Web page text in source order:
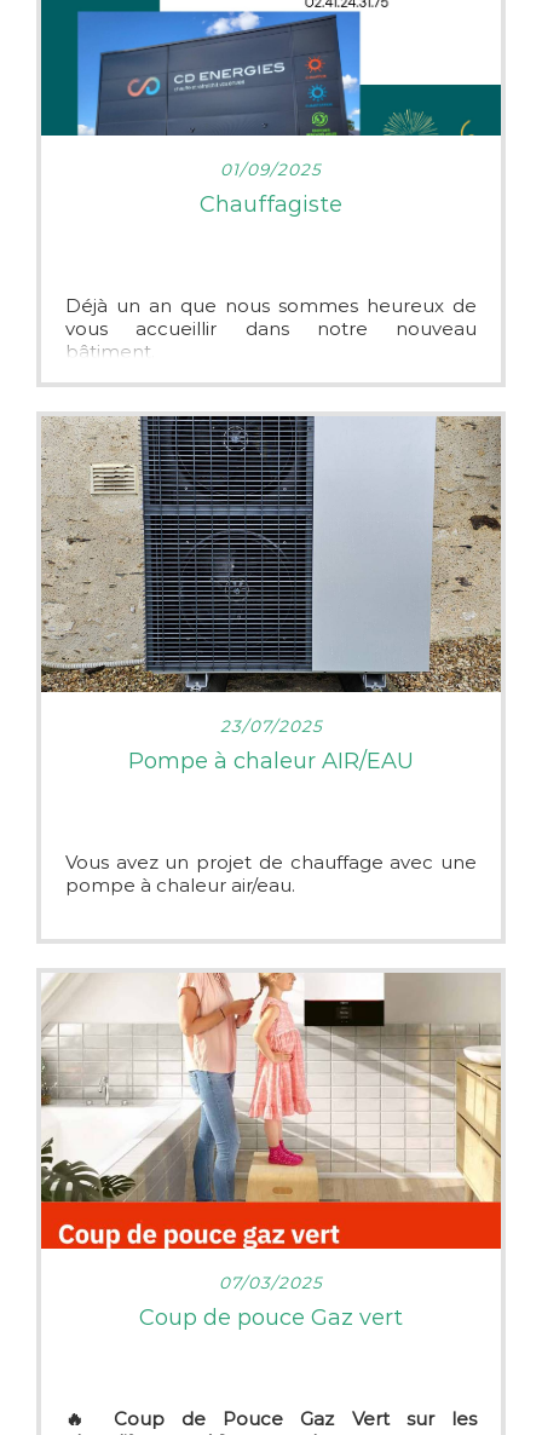
01/09/2025
Chauffagiste
Déjà un an que nous sommes heureux de
vous accueillir dans notre nouveau
bâtiment.
Nous remercions notre clientèle fidèle ainsi
que les nouveaux clients.
LIRE PLUS
23/07/2025
Pompe à chaleur AIR/EAU
Vous avez un projet de chauffage avec une
pompe à chaleur air/eau.
l'étude de votre projet et la réalisation.
L'entreprise est pro actif VIESSMANN et
certifiée RGE QUALI'PAC.
Nous serons être à votre écoute et vous
accompagner au mieux pour votre projet.
N’hésitez pas à prendre rendez-vous afin
d’étudier votre projet.
CD ENERGIES 34 Bis rue de la fraternité
49640 MORANNES SUR SARTHE-
DAUMERAY
Téléphone : 02.41.24.31.75 ou mail :
eurlcdenergies@gmail.com
LIRE PLUS
07/03/2025
Coup de pouce Gaz vert
🔥 Coup de Pouce Gaz Vert sur les
LIRE PLUS